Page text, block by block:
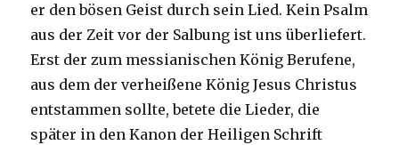
er den bösen Geist durch sein Lied. Kein Psalm
aus der Zeit vor der Salbung ist uns überliefert.
Erst der zum messianischen König Berufene,
aus dem der verheißene König Jesus Christus
entstammen sollte, betete die Lieder, die
später in den Kanon der Heiligen Schrift